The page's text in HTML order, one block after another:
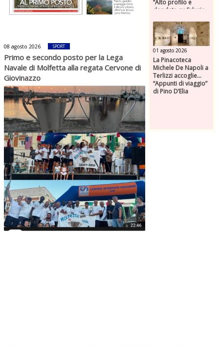
08 agosto 2026 SPORT
Primo e secondo posto per la Lega
Navale di Molfetta alla regata Cervone di
Giovinazzo
“Alto profilo e
dondate su fiducia,
responsabilità”
01 agosto 2026
La Pinacoteca
Michele De Napoli a
Terlizzi accoglie…
“Appunti di viaggio”
di Pino D’Elia